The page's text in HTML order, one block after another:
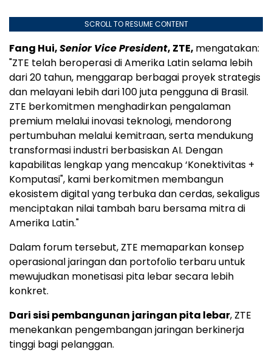
SCROLL TO RESUME CONTENT
Fang Hui,Senior Vice President, ZTE, mengatakan:
"ZTE telah beroperasi di Amerika Latin selama lebih
dari 20 tahun, menggarap berbagai proyek strategis
dan melayani lebih dari 100 juta pengguna di Brasil.
ZTE berkomitmen menghadirkan pengalaman
premium melalui inovasi teknologi, mendorong
pertumbuhan melalui kemitraan, serta mendukung
transformasi industri berbasiskan AI. Dengan
kapabilitas lengkap yang mencakup ‘Konektivitas +
Komputasi", kami berkomitmen membangun
ekosistem digital yang terbuka dan cerdas, sekaligus
menciptakan nilai tambah baru bersama mitra di
Amerika Latin."
Dalam forum tersebut, ZTE memaparkan konsep
operasional jaringan dan portofolio terbaru untuk
mewujudkan monetisasi pita lebar secara lebih
konkret.
Dari sisi pembangunan jaringan pita lebar, ZTE
menekankan pengembangan jaringan berkinerja
tinggi bagi pelanggan.